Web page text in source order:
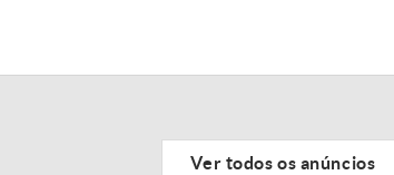
Ver todos os anúncios